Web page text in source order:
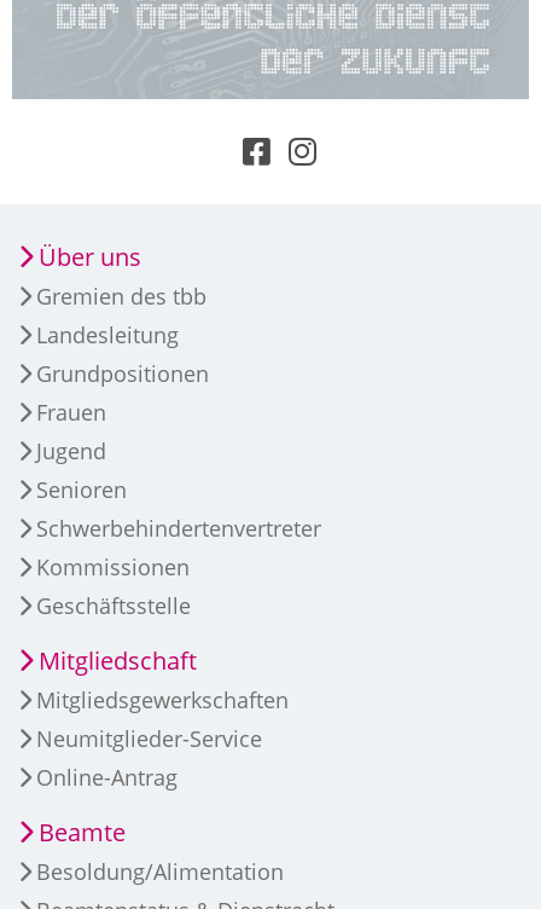
Über uns
Gremien des tbb
Landesleitung
Grundpositionen
Frauen
Jugend
Senioren
Schwerbehindertenvertreter
Kommissionen
Geschäftsstelle
Mitgliedschaft
Mitgliedsgewerkschaften
Neumitglieder-Service
Online-Antrag
Beamte
Besoldung/Alimentation